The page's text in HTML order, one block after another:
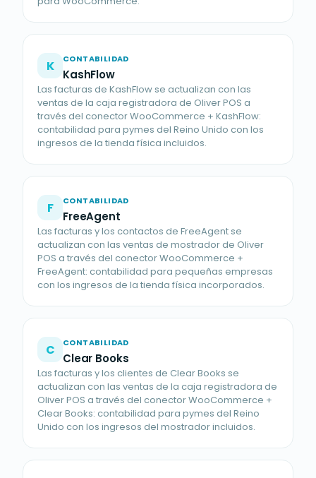
K CONTABILIDAD
KashFlow
Las facturas de KashFlow se actualizan con las
ventas de la caja registradora de Oliver POS a
través del conector WooCommerce + KashFlow:
contabilidad para pymes del Reino Unido con los
ingresos de la tienda física incluidos.
F CONTABILIDAD
FreeAgent
Las facturas y los contactos de FreeAgent se
actualizan con las ventas de mostrador de Oliver
POS a través del conector WooCommerce +
FreeAgent: contabilidad para pequeñas empresas
con los ingresos de la tienda física incorporados.
C CONTABILIDAD
Clear Books
Las facturas y los clientes de Clear Books se
actualizan con las ventas de la caja registradora de
Oliver POS a través del conector WooCommerce +
Clear Books: contabilidad para pymes del Reino
Unido con los ingresos del mostrador incluidos.